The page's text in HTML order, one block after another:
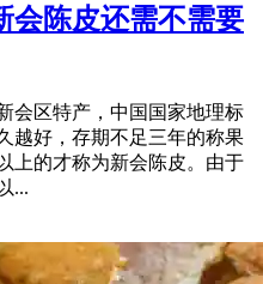
会陈皮还需不需要
会区特产，中国国家地理标
越好，存期不足三年的称果
上的才称为新会陈皮。由于
...